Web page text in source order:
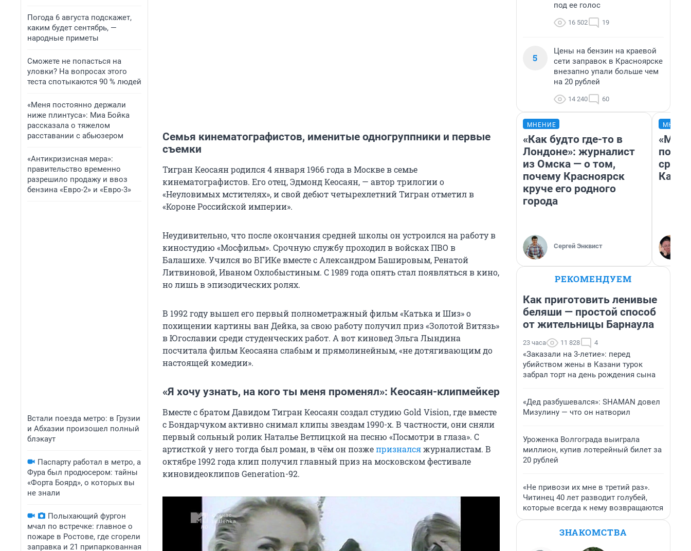
Погода 6 августа подскажет,
каким будет сентябрь, —
народные приметы
Сможете не попасться на
уловки? На вопросах этого
теста спотыкаются 90 % людей
«Меня постоянно держали
ниже плинтуса»: Миа Бойка
рассказала о тяжелом
расставании с абьюзером
«Антикризисная мера»:
правительство временно
разрешило продажу и ввоз
бензина «Евро-2» и «Евро-3»
Встали поезда метро: в Грузии
и Абхазии произошел полный
блэкаут
Паспарту работал в метро, а
Фура был продюсером: тайны
«Форта Боярд», о которых вы
не знали
Полыхающий фургон
мчал по встречке: главное о
пожаре в Ростове, где сгорели
заправка и 21 припаркованная
Семья кинематографистов, именитые одногруппники и первые
съемки
Тигран Кеосаян родился 4 января 1966 года в Москве в семье
кинематографистов. Его отец, Эдмонд Кеосаян, — автор трилогии о
«Неуловимых мстителях», и свой дебют четырехлетний Тигран отметил в
«Короне Российской империи».
Неудивительно, что после окончания средней школы он устроился на работу в
киностудию «Мосфильм». Срочную службу проходил в войсках ПВО в
Балашихе. Учился во ВГИКе вместе с Александром Башировым, Ренатой
Литвиновой, Иваном Охлобыстиным. С 1989 года опять стал появляться в кино,
но лишь в эпизодических ролях.
В 1992 году вышел его первый полнометражный фильм «Катька и Шиз» о
похищении картины ван Дейка, за свою работу получил приз «Золотой Витязь»
в Югославии среди студенческих работ. А вот киновед Эльга Лындина
посчитала фильм Кеосаяна слабым и прямолинейным, «не дотягивающим до
настоящей комедии».
«Я хочу узнать, на кого ты меня променял»: Кеосаян-клипмейкер
Вместе с братом Давидом Тигран Кеосаян создал студию Gold Vision, где вместе
с Бондарчуком активно снимал клипы звездам 1990-х. В частности, они сняли
первый сольный ролик Наталье Ветлицкой на песню «Посмотри в глаза». С
артисткой у него тогда был роман, в чём он позжепризналсяжурналистам. В
октябре 1992 года клип получил главный приз на московском фестивале
киновидеоклипов Generation-92.
под ее голос
16 502 19
5
Цены на бензин на краевой
сети заправок в Красноярске
внезапно упали больше чем
на 20 рублей
14 240 60
МНЕНИЕ
«Как будто где-то в
Лондоне»: журналист
из Омска — о том,
почему Красноярск
круче его родного
города
Сергей Энквист
РЕКОМЕНДУЕМ
Как приготовить ленивые
беляши — простой способ
от жительницы Барнаула
23 часа 11 828 4
«Заказали на 3-летие»: перед
убийством жены в Казани турок
забрал торт на день рождения сына
«Дед разбушевался»: SHAMAN довел
Мизулину — что он натворил
Уроженка Волгограда выиграла
миллион, купив лотерейный билет за
20 рублей
«Не привози их мне в третий раз».
Читинец 40 лет разводит голубей,
которые всегда к нему возвращаются
ЗНАКОМСТВА